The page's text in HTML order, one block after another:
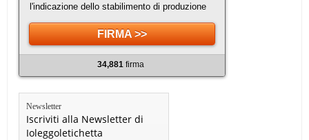
l'indicazione dello stabilimento di produzione
FIRMA >>
34,881firma
Newsletter
Iscriviti alla Newsletter di
Ioleggoletichetta